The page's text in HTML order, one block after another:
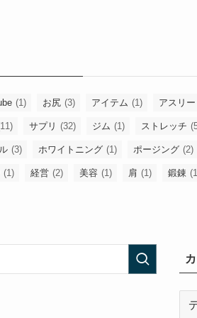
(1) お尻 (3) アイテム (1) アスリー
サプリ (32) ジム (1) ストレッチ
(3) ホワイトニング (1) ポージング (2)
(1) 経営 (2) 美容 (1) 肩 (1) 鍛錬